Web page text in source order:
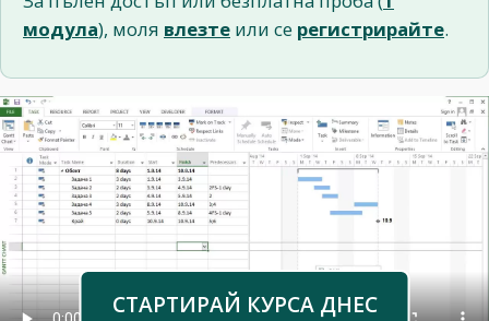
модула), моля влезте или се регистрирайте.
СТАРТИРАЙ КУРСА ДНЕС